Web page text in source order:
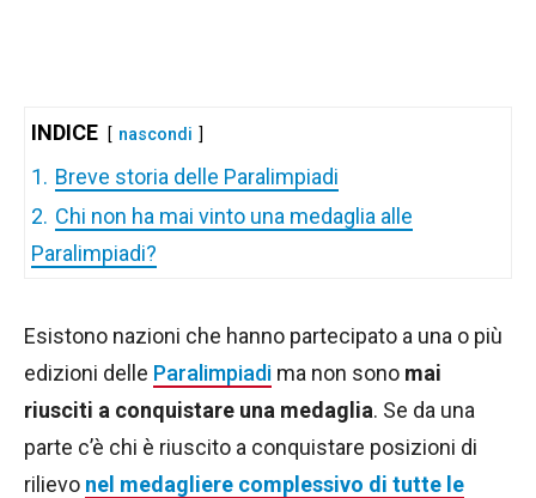
INDICE nascondi
1. Breve storia delle Paralimpiadi
2. Chi non ha mai vinto una medaglia alle
Paralimpiadi?
Esistono nazioni che hanno partecipato a una o più
edizioni delle Paralimpiadi ma non sono mai
riusciti a conquistare una medaglia. Se da una
parte c’è chi è riuscito a conquistare posizioni di
rilievo nel medagliere complessivo di tutte le